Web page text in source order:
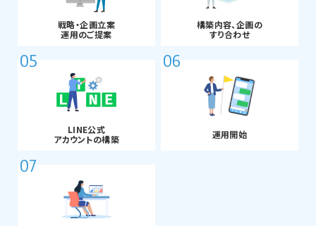
戦略・企画立案
運用のご提案
構築内容、企画の
すり合わせ
05
LINE公式
アカウントの構築
06
運用開始
07